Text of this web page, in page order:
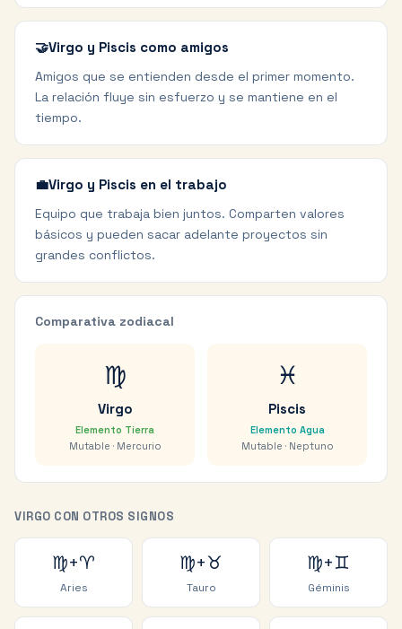
🤝Virgo y Piscis como amigos
Amigos que se entienden desde el primer momento.
La relación fluye sin esfuerzo y se mantiene en el
tiempo.
💼Virgo y Piscis en el trabajo
Equipo que trabaja bien juntos. Comparten valores
básicos y pueden sacar adelante proyectos sin
grandes conflictos.
Comparativa zodiacal
♍
Virgo
Elemento Tierra
Mutable · Mercurio
♓
Piscis
Elemento Agua
Mutable · Neptuno
VIRGO CON OTROS SIGNOS
♍+♈
Aries
♍+♉
Tauro
♍+♊
Géminis